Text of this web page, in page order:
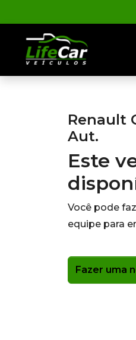
Renault
Aut.
Este
Você pode
equipe para
Fazer uma